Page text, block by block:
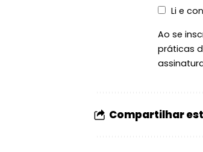
Li e
Ao se
práticas
Compartilhar